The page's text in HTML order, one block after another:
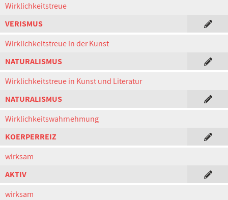
Wirklichkeitstreue
VERISMUS
Wirklichkeitstreue in der Kunst
NATURALISMUS
Wirklichkeitstreue in Kunst und Literatur
NATURALISMUS
Wirklichkeitswahrnehmung
KOERPERREIZ
wirksam
AKTIV
wirksam